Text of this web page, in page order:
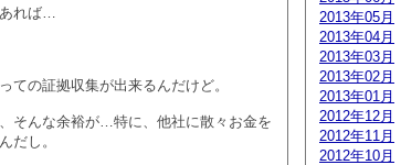
れば…
ての証拠収集が出来るんだけど。
そんな余裕が…特に、他社に散々お金を
だし。
2013年05月
2013年04月
2013年03月
2013年02月
2013年01月
2012年12月
2012年11月
2012年10月